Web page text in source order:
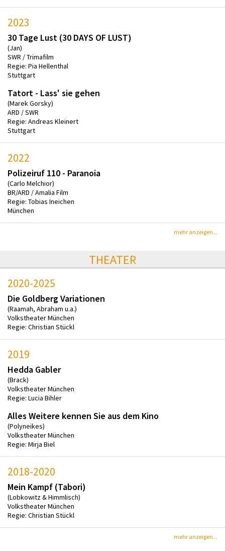
2023
30 Tage Lust (30 DAYS OF LUST)
(Jan)
SWR / Trimafilm
Regie: Pia Hellenthal
Stuttgart
Tatort - Lass' sie gehen
(Marek Gorsky)
ARD / SWR
Regie: Andreas Kleinert
Stuttgart
2022
Polizeiruf 110 - Paranoia
(Carlo Melchior)
BR/ARD / Amalia Film
Regie: Tobias Ineichen
München
mehr anzeigen...
THEATER
2020-2025
Die Goldberg Variationen
(Raamah, Abraham u.a.)
Volkstheater München
Regie: Christian Stückl
2019
Hedda Gabler
(Brack)
Volkstheater München
Regie: Lucia Bihler
Alles Weitere kennen Sie aus dem Kino
(Polyneikes)
Volkstheater München
Regie: Mirja Biel
2018-2020
Mein Kampf (Tabori)
(Lobkowitz & Himmlisch)
Volkstheater München
Regie: Christian Stückl
mehr anzeigen...